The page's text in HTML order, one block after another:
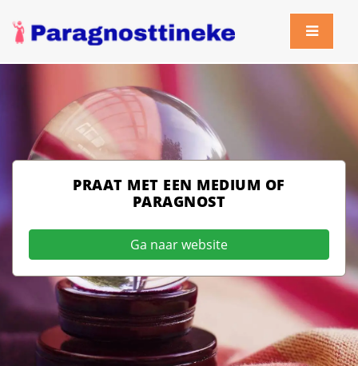
PRAAT MET EEN MEDIUM OF
PARAGNOST
Ga naar website